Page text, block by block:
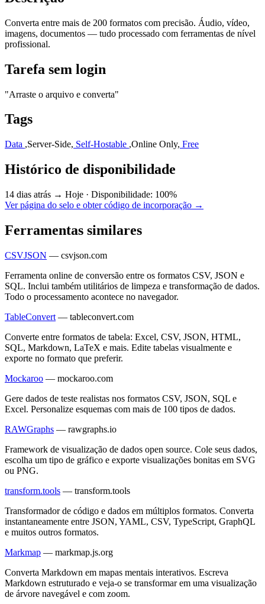
Converta entre mais de 200 formatos com precisão. Áudio, vídeo,
imagens, documentos — tudo processado com ferramentas de nível
profissional.
Tarefa sem login
"Arraste o arquivo e converta"
Tags
Data ,Server-Side, Self-Hostable ,Online Only, Free
Histórico de disponibilidade
14 dias atrás → Hoje · Disponibilidade: 100%
Ver página do selo e obter código de incorporação →
Ferramentas similares
CSVJSON — csvjson.com
Ferramenta online de conversão entre os formatos CSV, JSON e
SQL. Inclui também utilitários de limpeza e transformação de dados.
Todo o processamento acontece no navegador.
TableConvert — tableconvert.com
Converte entre formatos de tabela: Excel, CSV, JSON, HTML,
SQL, Markdown, LaTeX e mais. Edite tabelas visualmente e
exporte no formato que preferir.
Mockaroo — mockaroo.com
Gere dados de teste realistas nos formatos CSV, JSON, SQL e
Excel. Personalize esquemas com mais de 100 tipos de dados.
RAWGraphs — rawgraphs.io
Framework de visualização de dados open source. Cole seus dados,
escolha um tipo de gráfico e exporte visualizações bonitas em SVG
ou PNG.
transform.tools — transform.tools
Transformador de código e dados em múltiplos formatos. Converta
instantaneamente entre JSON, YAML, CSV, TypeScript, GraphQL
e muitos outros formatos.
Markmap — markmap.js.org
Converta Markdown em mapas mentais interativos. Escreva
Markdown estruturado e veja-o se transformar em uma visualização
de árvore navegável e com zoom.